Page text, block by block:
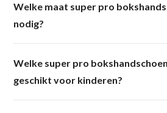
Welke maat super pro
nodig?
Welke super pro
geschikt voor kinderen?